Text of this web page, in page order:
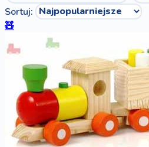
Sortuj:
🧸